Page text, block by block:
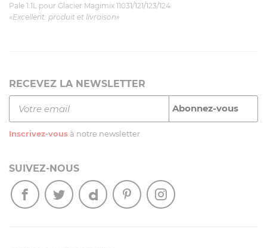
Pale 1.1L pour Glacier Magimix 11031/121/123/124
«Excellent: produit et livraison»
RECEVEZ LA NEWSLETTER
Inscrivez-vous à notre newsletter
SUIVEZ-NOUS